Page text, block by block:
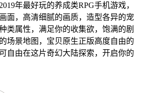
年最好玩的养成类RPG手机游戏，
面，高清细腻的画质，造型各异的宠
类属性，满足你的收集欲，饱满的剧
场景地图，宝贝原生正版高度自由的
自由在这片奇幻大陆探索，开启你的